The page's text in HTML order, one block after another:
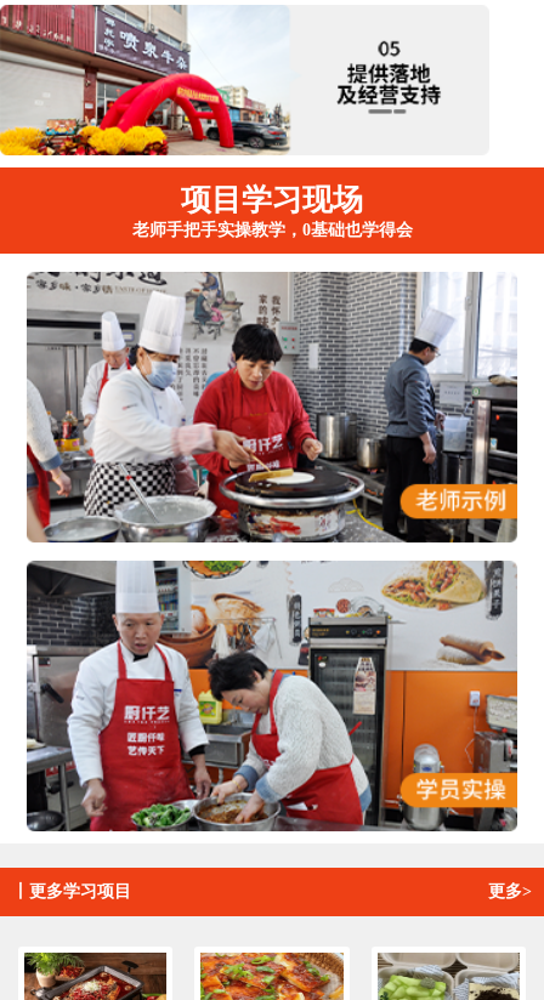
项目学习现场
老师手把手实操教学，0基础也学得会
更多学习项目 更多>